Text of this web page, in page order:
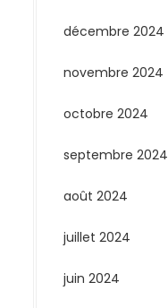
décembre 2024
novembre 2024
octobre 2024
septembre 2024
août 2024
juillet 2024
juin 2024